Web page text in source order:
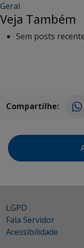
Geral
Veja Também
Sem posts
Compartilhe:
LGPD
Fala Servidor
Acessibilidade